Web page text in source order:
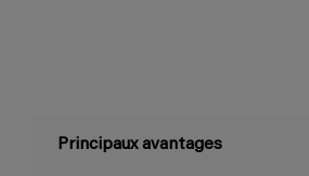
Principaux avantages